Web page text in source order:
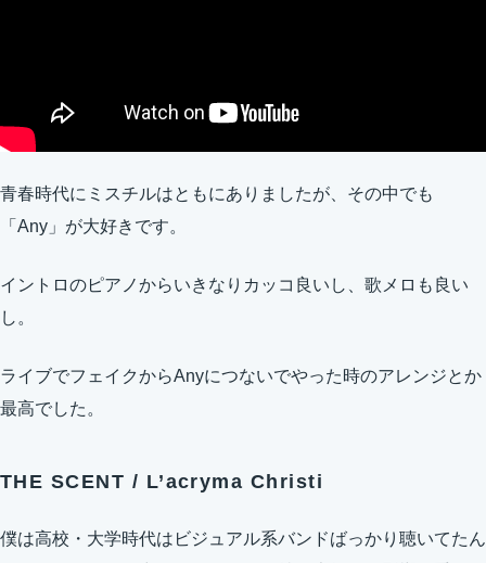
青春時代にミスチルはともにありましたが、その中でも
「Any」が大好きです。
イントロのピアノからいきなりカッコ良いし、歌メロも良い
し。
ライブでフェイクからAnyにつないでやった時のアレンジとか
最高でした。
THE SCENT / L’acryma Christi
僕は高校・大学時代はビジュアル系バンドばっかり聴いてたん